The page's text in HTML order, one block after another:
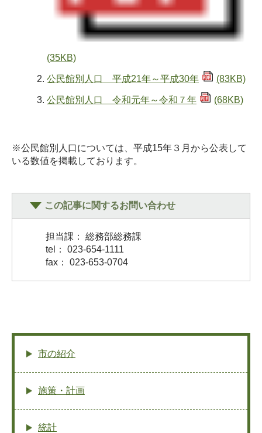
(35KB)
公民館別人口 平成21年～平成30年 (83KB)
公民館別人口 令和元年～令和７年 (68KB)
※公民館別人口については、平成15年３月から公表して
いる数値を掲載しております。
この記事に関するお問い合わせ
担当課： 総務部総務課
tel： 023-654-1111
fax： 023-653-0704
市の紹介
施策・計画
統計